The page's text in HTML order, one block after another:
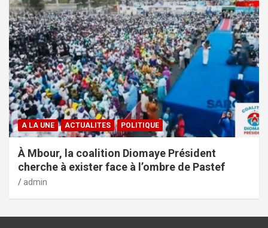
A LA UNE ACTUALITES POLITIQUE
À Mbour, la coalition Diomaye Président
cherche à exister face à l’ombre de Pastef
admin